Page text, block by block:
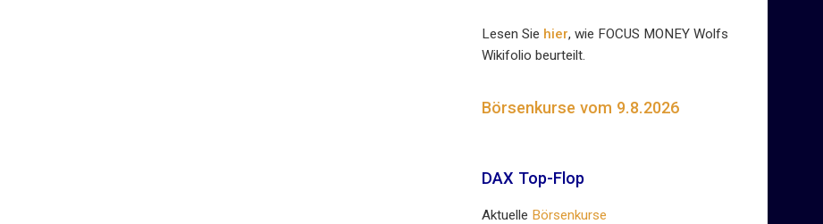
Lesen Sie hier, wie FOCUS MONEY Wolfs
Wikifolio beurteilt.
Börsenkurse vom 9.8.2026
DAX Top-Flop
Aktuelle Börsenkurse